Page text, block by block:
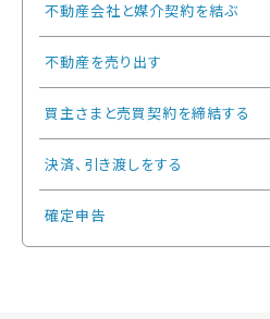
不動産会社と媒介契約を結ぶ
不動産を売り出す
買主さまと売買契約を締結する
決済、引き渡しをする
確定申告